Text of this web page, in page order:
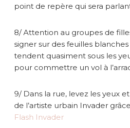
point de repère qui sera
8/ Attention au groupes de
signer sur des feuilles blanches
tendent quasiment sous les
pour commettre un vol à
9/ Dans la rue, levez les yeux
de l’artiste urbain Invader
Flash Invader